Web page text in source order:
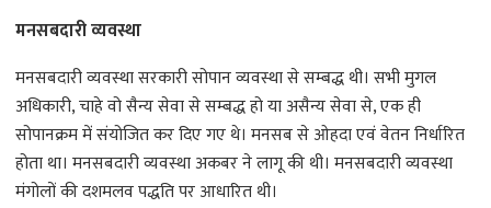
मनसबदारी व्यवस्था
मनसबदारी व्यवस्था सरकारी सोपान व्यवस्था से सम्बद्ध थी। सभी मुगल
अधिकारी, चाहे वो सैन्य सेवा से सम्बद्ध हो या असैन्य सेवा से, एक ही
सोपानक्रम में संयोजित कर दिए गए थे। मनसब से ओहदा एवं वेतन निर्धारित
होता था। मनसबदारी व्यवस्था अकबर ने लागू की थी। मनसबदारी व्यवस्था
मंगोलों की दशमलव पद्धति पर आधारित थी।